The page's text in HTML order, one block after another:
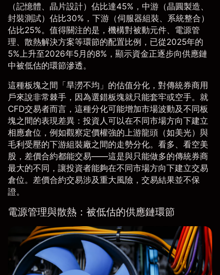
（記憶體、晶片設計）佔比達45%，中游（晶圓製造、
封裝測試）佔比30%，下游（伺服器組裝、系統整合）
佔比25%。值得關注的是，機構對被動元件、電源管
理、散熱解決方案等環節的配置比例，已從2025年的
5%上升至2026年5月的8%，顯示資金正逐步向供應鏈
中被低估的環節滲透。
這種板塊之間「旱澇不均」的估值分化，對傳統券商用
戶來說非常棘手，因為選錯板塊就只能套牢或空手。就
CFD交易者而言，這種分化可能增加市場波動及不同板
塊之間的表現差異：投資人可以在不同市場方向下建立
相應倉位，例如觀察定價權強的上游龍頭（如美光）與
毛利受壓的下游組裝廠之間的走勢分化。看多、看空美
股，差價合約都能交易——這是與只能做多的傳統券商
最大的不同，讓投資者能夠在不同市場方向下建立交易
倉位。差價合約交易涉及重大風險，交易結果並不保
證。
電源管理與散熱：被低估的供應鏈環節